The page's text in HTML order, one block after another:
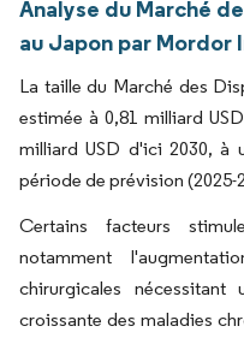
Analyse du Marché
au Japon par Mordor
La taille du Marché des
estimée à 0,81 milliard
milliard USD d'ici 2030, à
période de prévision (2025-
Certains facteurs
notamment
chirurgicales nécessitant
croissante des maladies